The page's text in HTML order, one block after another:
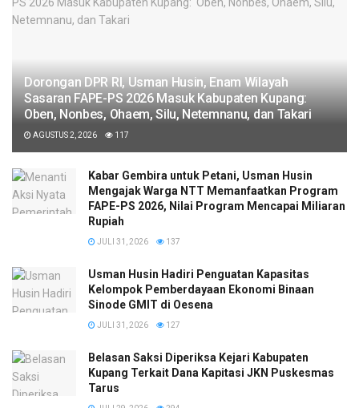
Dorongan DPR RI, Usman Husin, Enam Wilayah
Sasaran FAPE-PS 2026 Masuk Kabupaten Kupang:
Oben, Nonbes, Ohaem, Silu, Netemnanu, dan Takari
AGUSTUS 2, 2026 117
Kabar Gembira untuk Petani, Usman Husin
Mengajak Warga NTT Memanfaatkan Program
FAPE-PS 2026, Nilai Program Mencapai Miliaran
Rupiah
JULI 31, 2026 137
​Usman Husin Hadiri Penguatan Kapasitas
Kelompok Pemberdayaan Ekonomi Binaan
Sinode GMIT di Oesena
JULI 31, 2026 127
Belasan Saksi Diperiksa Kejari Kabupaten
Kupang Terkait Dana Kapitasi JKN Puskesmas
Tarus